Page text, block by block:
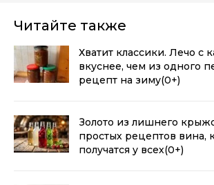
Читайте также
Хватит классики. Лечо с
вкуснее, чем из одного
рецепт на зиму(0+)
Золото из лишнего
простых рецептов вина,
получатся у всех(0+)